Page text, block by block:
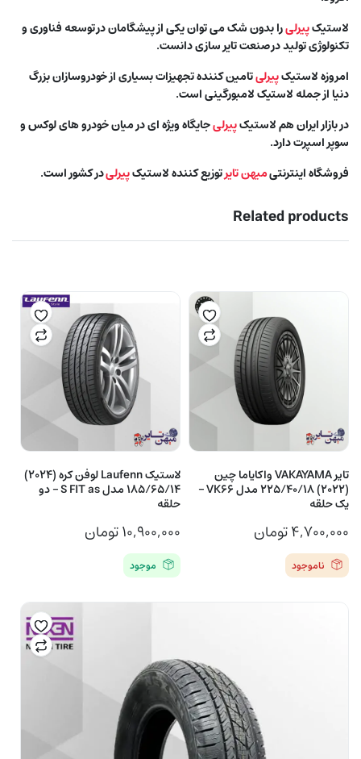
لاستیکپیرلیرا بدون شک می توان یکی از پیشگامان در توسعه فناوری و
تکنولوژی تولید در صنعت تایر سازی دانست.
امروزه لاستیکپیرلیتامین کننده تجهیزات بسیاری از خودروسازان بزرگ
دنیا از جمله لاستیک لامبورگینی است.
در بازار ایران هم لاستیکپیرلیجایگاه ویژه ای در میان خودرو های لوکس و
سوپر اسپرت دارد.
فروشگاه اینترنتیمیهن تایرتوزیع کننده لاستیکپیرلیدر کشور است.
Related products
تایر VAKAYAMA واکایاما چین
(2022) 225/40/18 مدل VK66 –
یک حلقه
۴,۷۰۰,۰۰۰تومان
ناموجود
لاستیک Laufenn لوفن کره (2024)
185/65/14 مدل S FIT as – دو
حلقه
۱۰,۹۰۰,۰۰۰تومان
موجود